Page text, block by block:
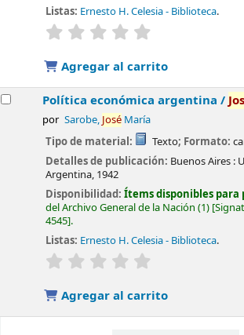
Listas: Ernesto H. Celesia - Biblioteca.
valoración
Agregar al carrito
Política económica argentina /
por Sarobe, JoséMaría
Tipo de material: Texto; Formato:
Detalles de publicación: Buenos Aires :
Argentina, 1942
Disponibilidad:Ítems disponibles para
del Archivo General de la Nación (1)
4545 .
Listas: Ernesto H. Celesia - Biblioteca.
valoración
Agregar al carrito